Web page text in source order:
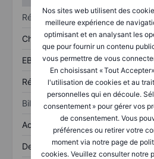
Nos sites web utilisent des
meilleure expérience de
optimisant et en analysant les
que pour fournir un contenu
vous permettre de vous
En choisissant « Tout
l'utilisation de cookies et au
personnelles qui en découle.
consentement » pour gérer vos
de consentement. Vous
préférences ou retirer votre
moment via notre page de
cookies. Veuillez consulter notre
Résultats
Chiffre d’affaires
EBITDA
Résultat net
Bilan
Actifs totaux
Dette totale